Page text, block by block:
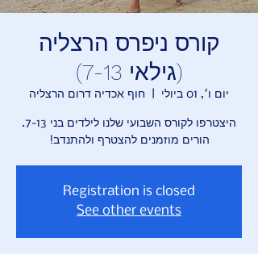
קורס ניפרס הרצליה
(גילאי 7-13)
יום ו׳, 01 ביולי חוף אכדיה דרום הרצליה
היצטרפו לקורס השבועי שלנו לילדים בני 7-13.
הורים מוזמנים להצטרף ולהתנדב!
Registration is closed
See other events